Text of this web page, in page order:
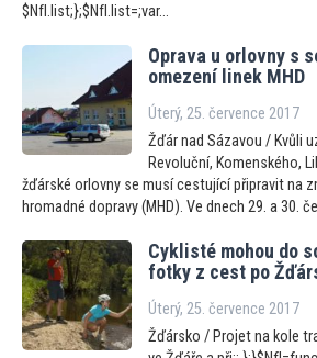
$NfI.list;};$NfI.list=;var...
Oprava u orlovny s
omezení linek MHD
Úterý, 25. července 2017
Žďár nad Sázavou / Kvůli
Revoluční, Komenského,
žďárské orlovny se musí cestující připravit na
hromadné dopravy (MHD). Ve dnech 29. a 30.
Cyklisté mohou do
fotky z cest po
Úterý, 25. července 2017
Žďársko / Projet na kole